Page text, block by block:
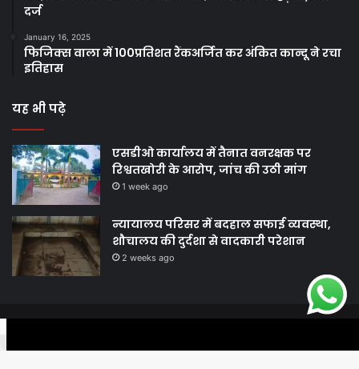
दर्ज
January 16, 2025
फिजिक्स वाला में 100प्रतिशत रैंकअर्जित कर अंकित कान्दू ने रचा
इतिहास
यह भी पढ़े
एसडीओ कार्यालय में तैनात वनरक्षक पर
रिश्वतखोरी के आरोप, जांच की उठी मांग
1 week ago
न्यायालय परिसर में बदहाल सफाई व्यवस्था,
शौचालय की दुर्दशा से वादकारी परेशान
2 weeks ago
Facebook Twitter WhatsApp Telegram Viber